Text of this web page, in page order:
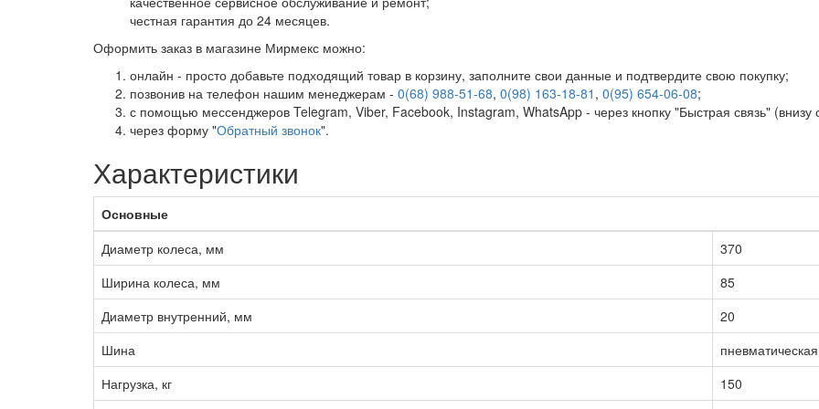
честная гарантия до 24 месяцев.
Оформить заказ в магазине Мирмекс можно:
онлайн - просто добавьте подходящий товар в корзину, заполните свои данные и подтвердите свою покупку;
позвонив на телефон нашим менеджерам - 0(68) 988-51-68, 0(98) 163-18-81 , 0(95) 654-06-08;
с помощью мессенджеров Telegram, Viber, Facebook, Instagram, WhatsApp - через кнопку "Быстрая связь" (внизу
через форму "Обратный звонок".
Характеристики
Основные
Диаметр колеса, мм
370
Ширина колеса, мм
85
Диаметр внутренний, мм
20
Шина
пневматическая
Нагрузка, кг
150